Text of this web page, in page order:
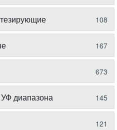
108
167
673
диапазона 145
121